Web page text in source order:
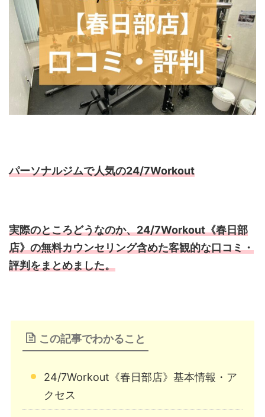
パーソナルジムで人気の24/7Workout
実際のところどうなのか、24/7Workout《春日部
店》の無料カウンセリング含めた客観的な口コミ・
評判をまとめました。
この記事でわかること
24/7Workout《春日部店》基本情報・ア
クセス